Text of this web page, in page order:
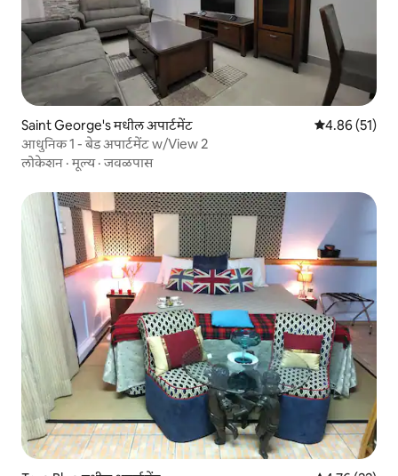
Saint George's मधील अपार्टमेंट 5 पैकी 4.86
4.86 (51)
आधुनिक 1 - बेड अपार्टमेंट w/View 2
लोकेशन ·मूल्य·जवळपास